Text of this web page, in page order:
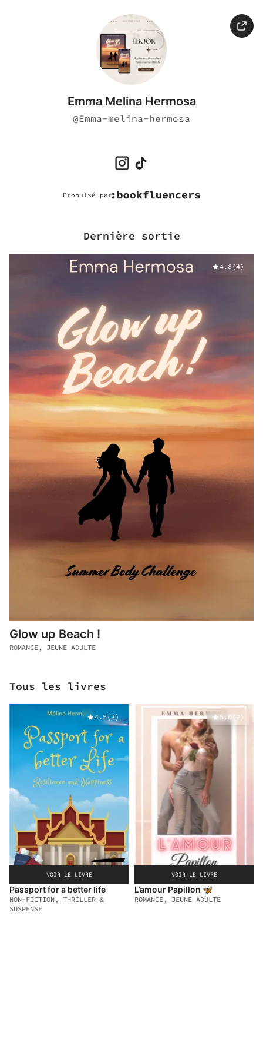
Emma Melina Hermosa
@Emma-melina-hermosa
Propulsé par
Dernière sortie
4.8(4)
Glow up Beach !
ROMANCE, JEUNE ADULTE
Tous les livres
4.5(3)
VOIR LE LIVRE
Passport for a better life
NON-FICTION, THRILLER &
SUSPENSE
5.0 ( 2 )
VOIR LE LIVRE
L’amour Papillon 🦋
ROMANCE, JEUNE ADULTE